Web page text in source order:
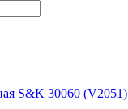
S&K 30060 (V2051)